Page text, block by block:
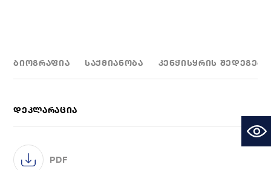
ᲑᲘᲝᲒᲠᲐᲤᲘᲐ ᲡᲐᲥᲛᲘᲐᲜᲝᲑᲐ ᲙᲔᲜᲭᲘᲡᲧᲠᲘᲡ ᲨᲔᲓᲔᲒᲔᲑᲘ
ᲓᲔᲙᲚᲐᲠᲐᲪᲘᲐ
PDF